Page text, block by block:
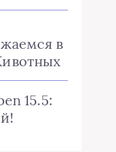
в
15.5: